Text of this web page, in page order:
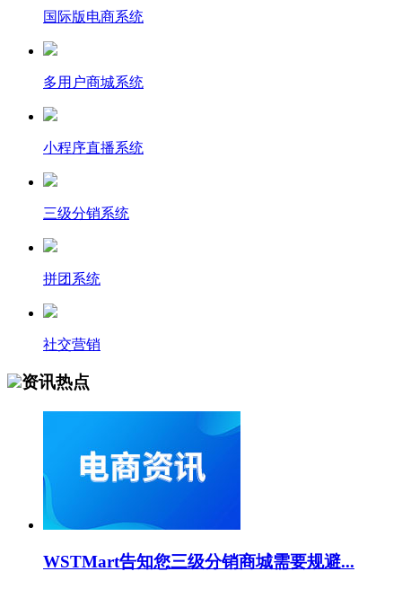
国际版电商系统
多用户商城系统
小程序直播系统
三级分销系统
拼团系统
社交营销
资讯热点
WSTMart告知您三级分销商城需要规避...